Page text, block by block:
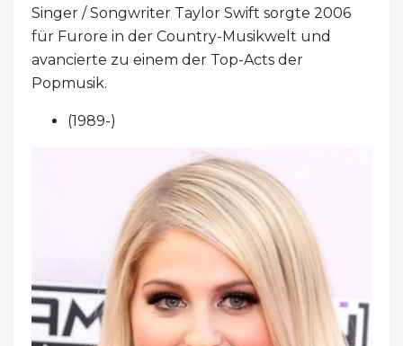
Singer / Songwriter Taylor Swift sorgte 2006
für Furore in der Country-Musikwelt und
avancierte zu einem der Top-Acts der
Popmusik.
(1989-)